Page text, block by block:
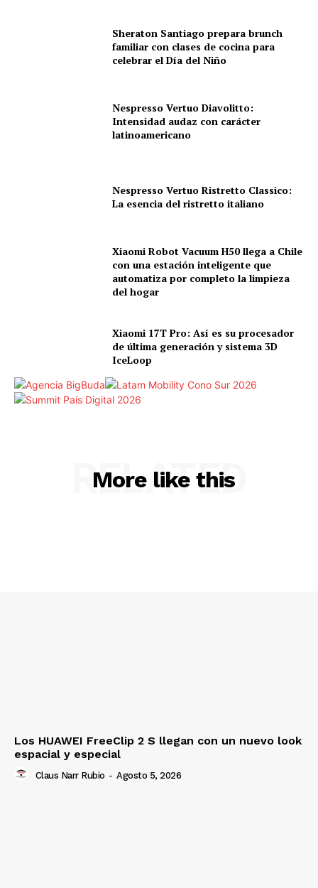
Sheraton Santiago prepara brunch
familiar con clases de cocina para
celebrar el Día del Niño
Nespresso Vertuo Diavolitto:
Intensidad audaz con carácter
latinoamericano
Nespresso Vertuo Ristretto Classico:
La esencia del ristretto italiano
Xiaomi Robot Vacuum H50 llega a Chile
con una estación inteligente que
automatiza por completo la limpieza
del hogar
Xiaomi 17T Pro: Así es su procesador
de última generación y sistema 3D
IceLoop
More like this
RELATED
Los HUAWEI FreeClip 2 S llegan con un nuevo look
espacial y especial
Claus Narr Rubio - Agosto 5, 2026